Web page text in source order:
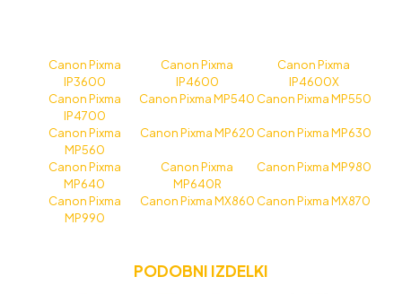
Canon Pixma
IP3600
Canon Pixma
IP4600
Canon Pixma
IP4600X
Canon Pixma
IP4700
Canon Pixma MP540 Canon Pixma MP550
Canon Pixma
MP560
Canon Pixma MP620 Canon Pixma MP630
Canon Pixma
MP640
Canon Pixma
MP640R
Canon Pixma MP980
Canon Pixma
MP990
Canon Pixma MX860 Canon Pixma MX870
PODOBNI IZDELKI